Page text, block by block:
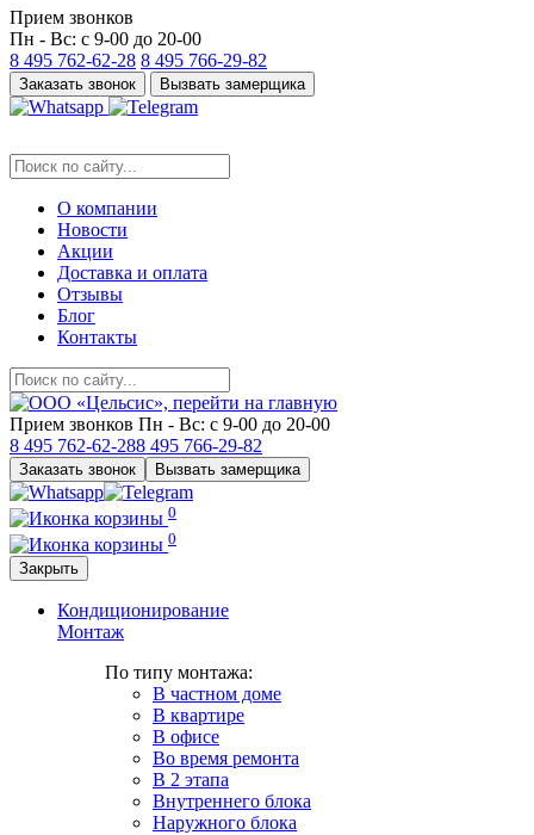
Прием звонков
Пн - Вс: с 9-00 до 20-00
8 495 762-62-28 8 495 766-29-82
Заказать звонок Вызвать замерщика
О компании
Новости
Акции
Доставка и оплата
Отзывы
Блог
Контакты
Прием звонков Пн - Вс: с 9-00 до 20-00
8 495 762-62-288 495 766-29-82
Заказать звонок Вызвать замерщика
0
0
Закрыть
Кондиционирование
Монтаж
По типу монтажа:
В частном доме
В квартире
В офисе
Во время ремонта
В 2 этапа
Внутреннего блока
Наружного блока